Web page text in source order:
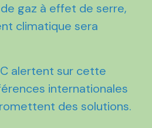
gaz à effet de serre,
climatique sera
alertent sur cette
internationales
des solutions.